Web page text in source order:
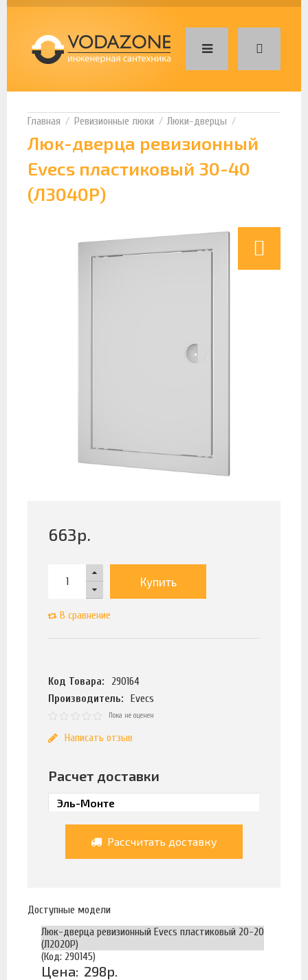
Ревизионные люки Люки-дверцы
Люк-дверца ревизионный
Evecs пластиковый 30-40
(Л3040Р)
663р.
Купить
В сравнение
Код Товара:
290164
Производитель:
Evecs
Пока не оценен
Написать отзыв
Расчет доставки
Рассчитать доставку
Доступные модели
Люк-дверца ревизионный Evecs пластиковый 20-20
(Л2020Р)
(Код: 290145)
Цена: 298р.